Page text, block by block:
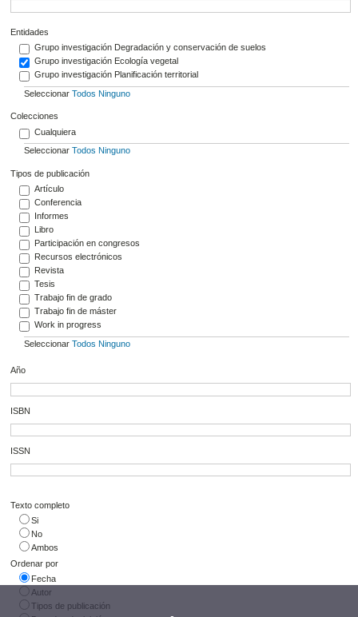
Entidades
Grupo investigación Degradación y conservación de suelos
Grupo investigación Ecología vegetal
Grupo investigación Planificación territorial
Seleccionar Todos Ninguno
Colecciones
Cualquiera
Seleccionar Todos Ninguno
Tipos de publicación
Artículo
Conferencia
Informes
Libro
Participación en congresos
Recursos electrónicos
Revista
Tesis
Trabajo fin de grado
Trabajo fin de máster
Work in progress
Seleccionar Todos Ninguno
Año
ISBN
ISSN
Texto completo
Si
No
Ambos
Ordenar por
Fecha
Autor
Tipos de publicación